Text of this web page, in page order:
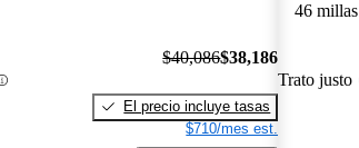
$40,086$38,186
El precio incluye tasas
$710/mes est.
46 millas
Trato justo